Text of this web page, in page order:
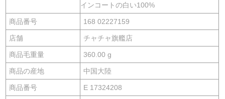
インコートの白い100%
商品番号 168 02227159
店舗 チャチャ旗艦店
商品毛重量 360.00 g
商品の産地 中国大陸
商品番号 E 17324208